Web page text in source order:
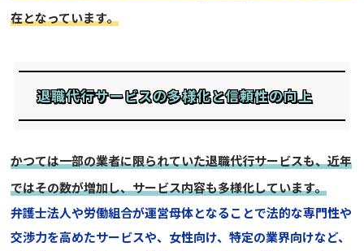
在となっています。
退職代行サービスの多様化と信頼性の向上
かつては一部の業者に限られていた退職代行サービスも、近年
ではその数が増加し、サービス内容も多様化しています。
弁護士法人や労働組合が運営母体となることで法的な専門性や
交渉力を高めたサービスや、女性向け、特定の業界向けなど、